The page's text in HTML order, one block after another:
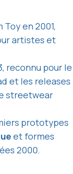
en 2001,
artistes et
reconnu pour le
et les releases
streetwear
prototypes
et formes
2000.